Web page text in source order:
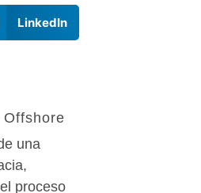
LinkedIn
una
proceso